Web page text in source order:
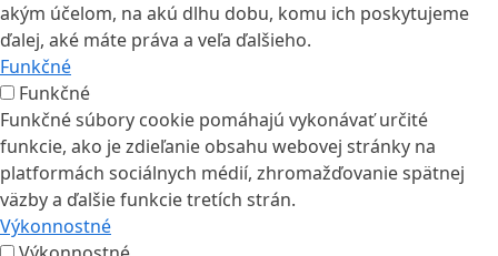
akým účelom, na akú dlhu dobu, komu ich poskytujeme
ďalej, aké máte práva a veľa ďalšieho.
Funkčné
Funkčné
Funkčné súbory cookie pomáhajú vykonávať určité
funkcie, ako je zdieľanie obsahu webovej stránky na
platformách sociálnych médií, zhromažďovanie spätnej
väzby a ďalšie funkcie tretích strán.
Výkonnostné